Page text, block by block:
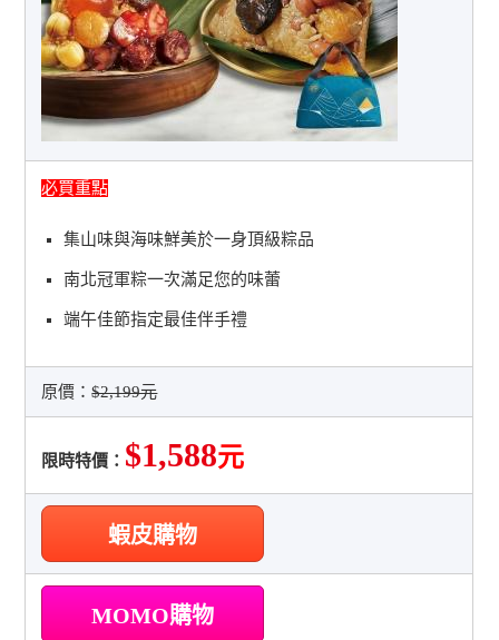
必買重點
集山味與海味鮮美於一身頂級粽品
南北冠軍粽一次滿足您的味蕾
端午佳節指定最佳伴手禮
原價：$2,199元
限時特價： $1,588元
蝦皮購物
MOMO購物